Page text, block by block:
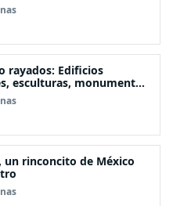
rayados: Edificios
esculturas, monumentos
pintarrajeado
un rinconcito de México